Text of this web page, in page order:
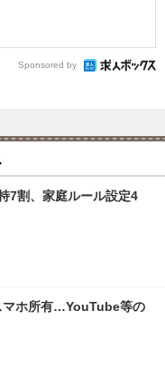
Sponsored by
7割、家庭ルール設定4
マホ所有…YouTube等の